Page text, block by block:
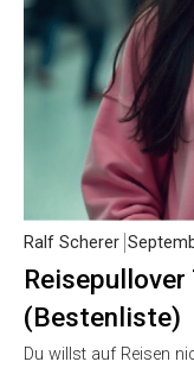
(Bestenliste)
Ralf Scherer
Du willst auf Reisen